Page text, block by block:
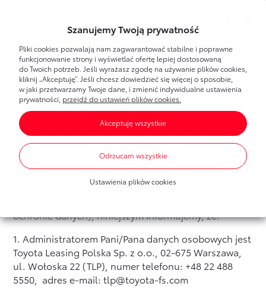
Szanujemy Twoją prywatność
Pliki cookies pozwalają nam zagwarantować stabilne i poprawne
funkcjonowanie strony i wyświetlać ofertę lepiej dostosowaną
do Twoich potrzeb. Jeśli wyrażasz zgodę na używanie plików cookies,
kliknij „Akceptuję”. Jeśli chcesz dowiedzieć się więcej o sposobie,
w jaki przetwarzamy Twoje dane, i zmienić indywidualne ustawienia
prywatności, przejdź do ustawień plików cookies.
Akceptuję wszystkie
Odrzucam wszystkie
Ustawienia plików cookies
Informacja o przetwarzaniu danych osobowych
Toyota Leasing Polska Sp. z o.o.
Na podstawie art. 13 i 14 Rozporządzenia Parlamentu
Europejskiego i Rady (UE) 2016/679 z dnia 27 kwietnia
2016 r. w sprawie ochrony osób fizycznych w związku
swobodnego przepływu takich danych oraz uchylenia
ochronie danych), niniejszym informujemy, że:
1. Administratorem Pani/Pana danych osobowych jest
Toyota Leasing Polska Sp. z o.o., 02-675 Warszawa,
ul. Wołoska 22 (TLP), numer telefonu: +48 22 488
5550, adres e-mail: tlp@toyota-fs.com